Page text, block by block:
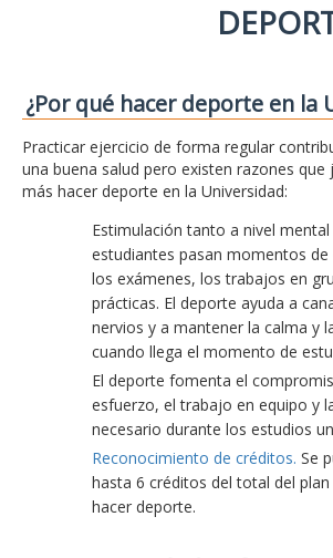
¿Por qué hacer deporte en la
Practicar ejercicio de forma regular
una buena salud pero existen razones que
más hacer deporte en la Universidad:
Estimulación tanto a nivel
estudiantes pasan momentos
los exámenes, los trabajos en
prácticas. El deporte ayuda a
nervios y a mantener la calma y
cuando llega el momento de
El deporte fomenta el
esfuerzo, el trabajo en equipo y
necesario durante los estudios
Reconocimiento de créditos. Se
hasta 6 créditos del total del
hacer deporte.